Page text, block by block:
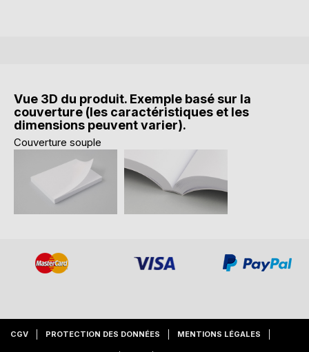
Vue 3D du produit. Exemple basé sur la
couverture (les caractéristiques et les
dimensions peuvent varier).
Couverture souple
CGV PROTECTION DES DONNÉES MENTIONS LÉGALES